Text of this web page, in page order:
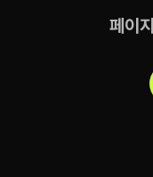
페이